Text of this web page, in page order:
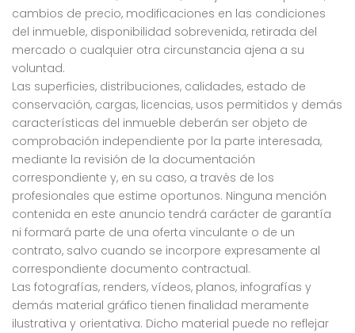
cambios de precio, modificaciones en las condiciones
del inmueble, disponibilidad sobrevenida, retirada del
mercado o cualquier otra circunstancia ajena a su
voluntad.
Las superficies, distribuciones, calidades, estado de
conservación, cargas, licencias, usos permitidos y demás
características del inmueble deberán ser objeto de
comprobación independiente por la parte interesada,
mediante la revisión de la documentación
correspondiente y, en su caso, a través de los
profesionales que estime oportunos. Ninguna mención
contenida en este anuncio tendrá carácter de garantía
ni formará parte de una oferta vinculante o de un
contrato, salvo cuando se incorpore expresamente al
correspondiente documento contractual.
Las fotografías, renders, vídeos, planos, infografías y
demás material gráfico tienen finalidad meramente
ilustrativa y orientativa. Dicho material puede no reflejar